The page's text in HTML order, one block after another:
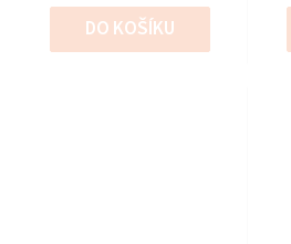
DO KOŠÍKU